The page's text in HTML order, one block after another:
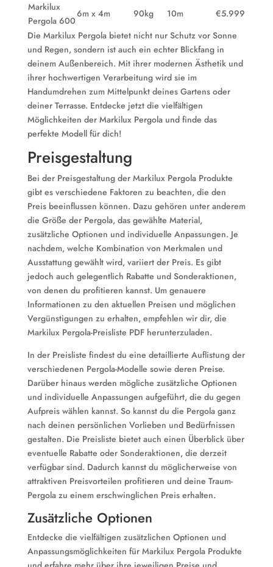
Markilux
Pergola 600
6m x 4m 90kg 10m
€5.999
Die Markilux Pergola bietet nicht nur Schutz vor Sonne
und Regen, sondern ist auch ein echter Blickfang in
deinem Außenbereich. Mit ihrer modernen Ästhetik und
ihrer hochwertigen Verarbeitung wird sie im
Handumdrehen zum Mittelpunkt deines Gartens oder
deiner Terrasse. Entdecke jetzt die vielfältigen
Möglichkeiten der Markilux Pergola und finde das
perfekte Modell für dich!
Preisgestaltung
Bei der Preisgestaltung der Markilux Pergola Produkte
gibt es verschiedene Faktoren zu beachten, die den
Preis beeinflussen können. Dazu gehören unter anderem
die Größe der Pergola, das gewählte Material,
zusätzliche Optionen und individuelle Anpassungen. Je
nachdem, welche Kombination von Merkmalen und
Ausstattung gewählt wird, variiert der Preis. Es gibt
jedoch auch gelegentlich Rabatte und Sonderaktionen,
von denen du profitieren kannst. Um genauere
Informationen zu den aktuellen Preisen und möglichen
Vergünstigungen zu erhalten, empfehlen wir dir, die
Markilux Pergola-Preisliste PDF herunterzuladen.
In der Preisliste findest du eine detaillierte Auflistung der
verschiedenen Pergola-Modelle sowie deren Preise.
Darüber hinaus werden mögliche zusätzliche Optionen
und individuelle Anpassungen aufgeführt, die du gegen
Aufpreis wählen kannst. So kannst du die Pergola ganz
nach deinen persönlichen Vorlieben und Bedürfnissen
gestalten. Die Preisliste bietet auch einen Überblick über
eventuelle Rabatte oder Sonderaktionen, die derzeit
verfügbar sind. Dadurch kannst du möglicherweise von
attraktiven Preisvorteilen profitieren und deine Traum-
Pergola zu einem erschwinglichen Preis erhalten.
Zusätzliche Optionen
Entdecke die vielfältigen zusätzlichen Optionen und
Anpassungsmöglichkeiten für Markilux Pergola Produkte